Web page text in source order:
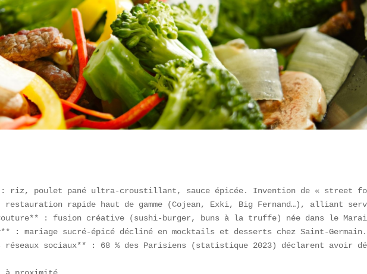
: riz, poulet pané ultra-croustillant, sauce épicée. Invention de « street
restauration rapide haut de gamme (Cojean, Exki, Big Fernand…), alliant
: fusion créative (sushi-burger, buns à la truffe) née dans le
: mariage sucré-épicé décliné en mocktails et desserts chez Saint-
réseaux sociaux** : 68 % des Parisiens (statistique 2023) déclarent avoir